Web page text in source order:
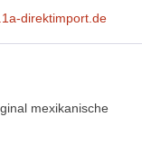
direktimport.de
mexikanische